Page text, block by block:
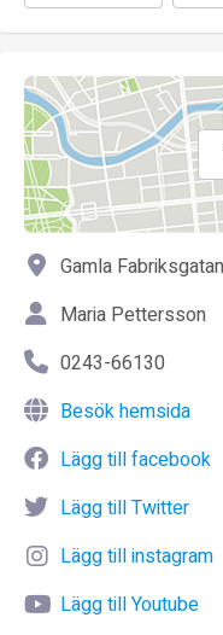
Gamla
Maria Pettersson
0243-66130
Besök hemsida
Lägg till facebook
Lägg till Twitter
Lägg till instagram
Lägg till Youtube